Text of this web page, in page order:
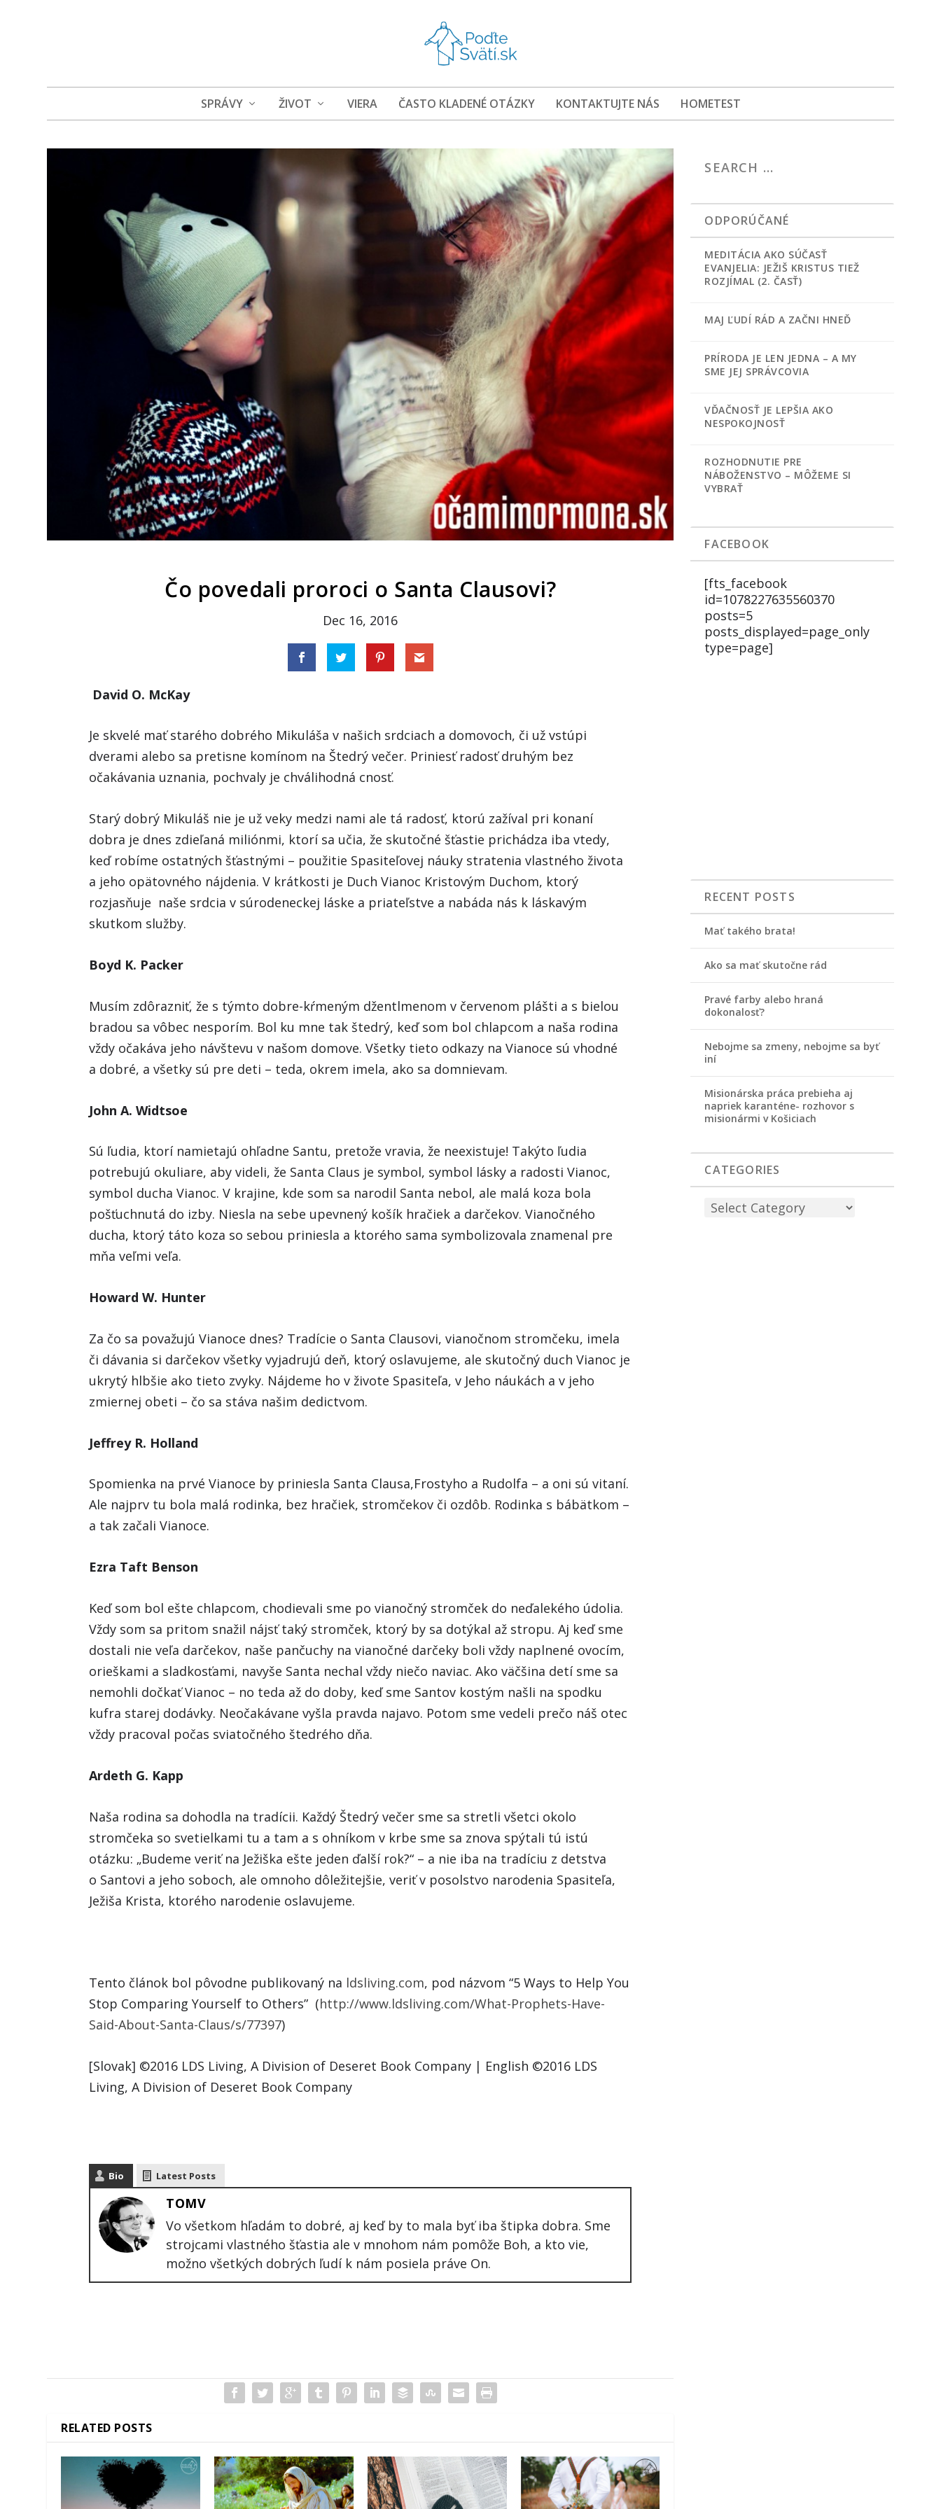
SPRÁVY ŽIVOT VIERA ČASTO KLADENÉ OTÁZKY KONTAKTUJTE NÁS HOMETEST
Čo povedali proroci o Santa Clausovi?
Dec 16, 2016
David O. McKay
Je skvelé mať starého dobrého Mikuláša v našich srdciach a domovoch, či už vstúpi
dverami alebo sa pretisne komínom na Štedrý večer. Priniesť radosť druhým bez
očakávania uznania, pochvaly je chválihodná cnosť.
Starý dobrý Mikuláš nie je už veky medzi nami ale tá radosť, ktorú zažíval pri konaní
dobra je dnes zdieľaná miliónmi, ktorí sa učia, že skutočné šťastie prichádza iba vtedy,
keď robíme ostatných šťastnými – použitie Spasiteľovej náuky stratenia vlastného života
a jeho opätovného nájdenia. V krátkosti je Duch Vianoc Kristovým Duchom, ktorý
rozjasňuje naše srdcia v súrodeneckej láske a priateľstve a nabáda nás k láskavým
skutkom služby.
Boyd K. Packer
Musím zdôrazniť, že s týmto dobre-kŕmeným džentlmenom v červenom plášti a s bielou
bradou sa vôbec nesporím. Bol ku mne tak štedrý, keď som bol chlapcom a naša rodina
vždy očakáva jeho návštevu v našom domove. Všetky tieto odkazy na Vianoce sú vhodné
a dobré, a všetky sú pre deti – teda, okrem imela, ako sa domnievam.
John A. Widtsoe
Sú ľudia, ktorí namietajú ohľadne Santu, pretože vravia, že neexistuje! Takýto ľudia
potrebujú okuliare, aby videli, že Santa Claus je symbol, symbol lásky a radosti Vianoc,
symbol ducha Vianoc. V krajine, kde som sa narodil Santa nebol, ale malá koza bola
pošťuchnutá do izby. Niesla na sebe upevnený košík hračiek a darčekov. Vianočného
ducha, ktorý táto koza so sebou priniesla a ktorého sama symbolizovala znamenal pre
mňa veľmi veľa.
Howard W. Hunter
Za čo sa považujú Vianoce dnes? Tradície o Santa Clausovi, vianočnom stromčeku, imela
či dávania si darčekov všetky vyjadrujú deň, ktorý oslavujeme, ale skutočný duch Vianoc je
ukrytý hlbšie ako tieto zvyky. Nájdeme ho v živote Spasiteľa, v Jeho náukách a v jeho
zmiernej obeti – čo sa stáva našim dedictvom.
Jeffrey R. Holland
Spomienka na prvé Vianoce by priniesla Santa Clausa,Frostyho a Rudolfa – a oni sú vitaní.
Ale najprv tu bola malá rodinka, bez hračiek, stromčekov či ozdôb. Rodinka s bábätkom –
a tak začali Vianoce.
Ezra Taft Benson
Keď som bol ešte chlapcom, chodievali sme po vianočný stromček do neďalekého údolia.
Vždy som sa pritom snažil nájsť taký stromček, ktorý by sa dotýkal až stropu. Aj keď sme
dostali nie veľa darčekov, naše pančuchy na vianočné darčeky boli vždy naplnené ovocím,
orieškami a sladkosťami, navyše Santa nechal vždy niečo naviac. Ako väčšina detí sme sa
nemohli dočkať Vianoc – no teda až do doby, keď sme Santov kostým našli na spodku
kufra starej dodávky. Neočakávane vyšla pravda najavo. Potom sme vedeli prečo náš otec
vždy pracoval počas sviatočného štedrého dňa.
Ardeth G. Kapp
Naša rodina sa dohodla na tradícii. Každý Štedrý večer sme sa stretli všetci okolo
stromčeka so svetielkami tu a tam a s ohníkom v krbe sme sa znova spýtali tú istú
otázku: „Budeme veriť na Ježiška ešte jeden ďalší rok?“ – a nie iba na tradíciu z detstva
o Santovi a jeho soboch, ale omnoho dôležitejšie, veriť v posolstvo narodenia Spasiteľa,
Ježiša Krista, ktorého narodenie oslavujeme.
Tento článok bol pôvodne publikovaný na ldsliving.com, pod názvom “5 Ways to Help You
Stop Comparing Yourself to Others” (http://www.ldsliving.com/What-Prophets-Have-
Said-About-Santa-Claus/s/77397)
[Slovak] ©2016 LDS Living, A Division of Deseret Book Company | English ©2016 LDS
Living, A Division of Deseret Book Company
Bio Latest Posts
TOMV
Vo všetkom hľadám to dobré, aj keď by to mala byť iba štipka dobra. Sme
strojcami vlastného šťastia ale v mnohom nám pomôže Boh, a kto vie,
možno všetkých dobrých ľudí k nám posiela práve On.
RELATED POSTS
ODPORÚČANÉ
MEDITÁCIA AKO SÚČASŤ
EVANJELIA: JEŽIŠ KRISTUS TIEŽ
ROZJÍMAL (2. ČASŤ)
MAJ ĽUDÍ RÁD A ZAČNI HNEĎ
PRÍRODA JE LEN JEDNA – A MY
SME JEJ SPRÁVCOVIA
VĎAČNOSŤ JE LEPŠIA AKO
NESPOKOJNOSŤ
ROZHODNUTIE PRE
NÁBOŽENSTVO – MÔŽEME SI
VYBRAŤ
FACEBOOK
[fts_facebook
id=1078227635560370
posts=5
posts_displayed=page_only
type=page]
RECENT POSTS
Mať takého brata!
Ako sa mať skutočne rád
Pravé farby alebo hraná
dokonalosť?
Nebojme sa zmeny, nebojme sa byť
iní
Misionárska práca prebieha aj
napriek karanténe- rozhovor s
misionármi v Košiciach
CATEGORIES